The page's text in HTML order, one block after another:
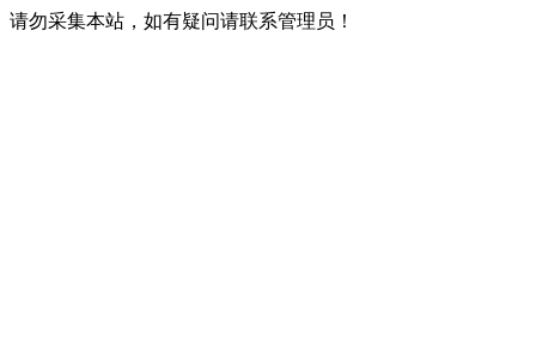
请勿采集本站，如有疑问请联系管理员！